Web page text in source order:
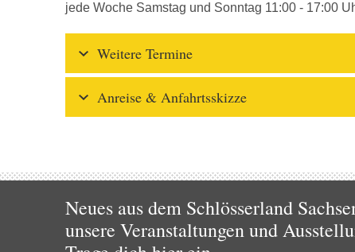
jede Woche Samstag und Sonntag 11:00 - 17:00
Weitere Termine
Anreise & Anfahrtsskizze
Neues aus dem Schlösserland
unsere Veranstaltungen und